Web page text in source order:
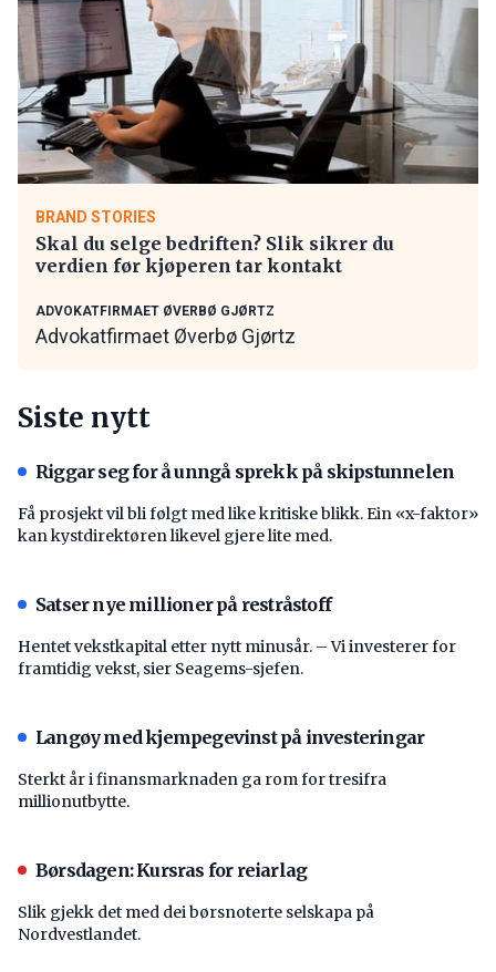
BRAND STORIES
Skal du selge bedriften? Slik sikrer du
verdien før kjøperen tar kontakt
ADVOKATFIRMAET ØVERBØ GJØRTZ
Advokatfirmaet Øverbø Gjørtz
Siste nytt
Riggar seg for å unngå sprekk på skipstunnelen
Få prosjekt vil bli følgt med like kritiske blikk. Ein «x-faktor»
kan kystdirektøren likevel gjere lite med.
Satser nye millioner på restråstoff
Hentet vekstkapital etter nytt minusår. – Vi investerer for
framtidig vekst, sier Seagems-sjefen.
Langøy med kjempegevinst på investeringar
Sterkt år i finansmarknaden ga rom for tresifra
millionutbytte.
Børsdagen: Kursras for reiarlag
Slik gjekk det med dei børsnoterte selskapa på
Nordvestlandet.